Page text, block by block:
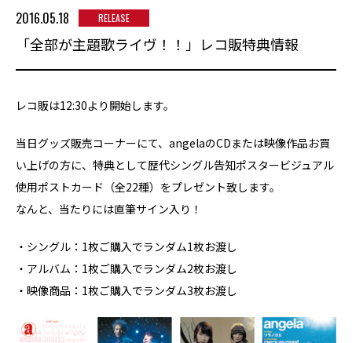
2016.05.18 RELEASE
「全部が主題歌ライヴ！！」レコ販特典情報
レコ販は12:30より開始します。
当日グッズ販売コーナーにて、angelaのCDまたは映像作品お買
い上げの方に、特典として歴代シングル告知ポスタービジュアル
使用ポストカード（全22種）をプレゼント致します。
なんと、当たりには直筆サイン入り！
・シングル：1枚ご購入でランダム1枚お渡し
・アルバム：1枚ご購入でランダム2枚お渡し
・映像商品：1枚ご購入でランダム3枚お渡し